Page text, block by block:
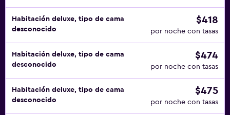
Habitación deluxe, tipo de cama
desconocido
$418
por noche con tasas
Habitación deluxe, tipo de cama
desconocido
$474
por noche con tasas
Habitación deluxe, tipo de cama
desconocido
$475
por noche con tasas